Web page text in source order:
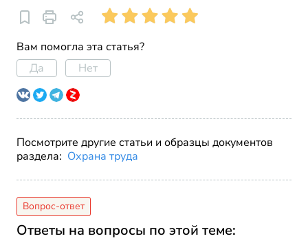
Вам помогла эта статья?
Да
Нет
Посмотрите другие статьи и образцы документов
раздела: Охрана труда
Ответы на вопросы по этой теме: